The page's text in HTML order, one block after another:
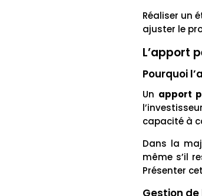
Réaliser un
ajuster le
L’apport
Pourquoi
Un apport
capacité à
Dans la
même s’il
Présenter
Gestion